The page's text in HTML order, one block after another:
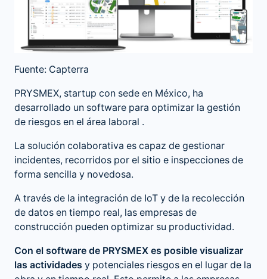
Fuente: Capterra
PRYSMEX, startup con sede en México, ha
desarrollado un software para optimizar la gestión
de riesgos en el área laboral .
La solución colaborativa es capaz de gestionar
incidentes, recorridos por el sitio e inspecciones de
forma sencilla y novedosa.
A través de la integración de IoT y de la recolección
de datos en tiempo real, las empresas de
construcción pueden optimizar su productividad.
Con el software de PRYSMEX es posible visualizar
las actividades y potenciales riesgos en el lugar de la